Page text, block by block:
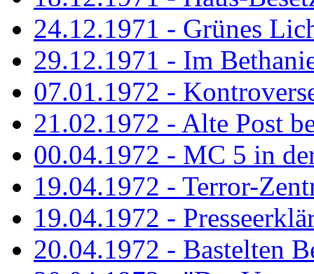
24.12.1971 - Grünes
29.12.1971 - Im
07.01.1972 -
21.02.1972 - Alte Post
00.04.1972 - MC 5 in
19.04.1972 - Terror-
19.04.1972 -
20.04.1972 - Bastelten